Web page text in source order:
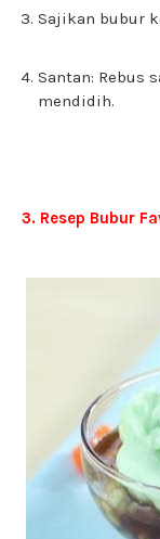
Sajikan bubur
Santan: Rebus
mendidih.
3. Resep Bubur